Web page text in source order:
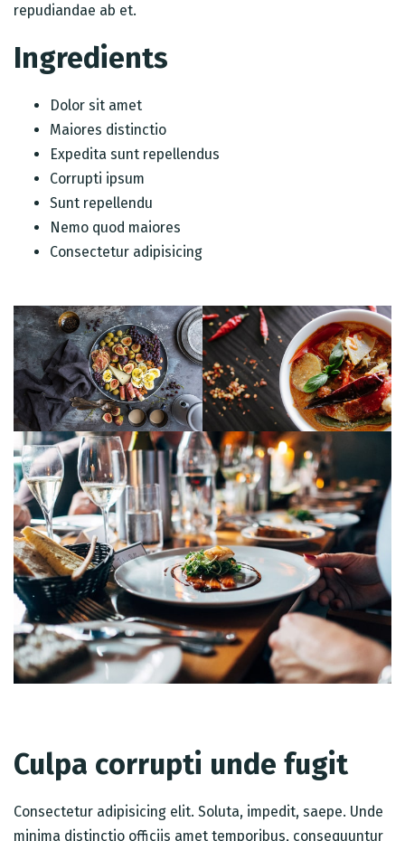
repudiandae ab et.
Ingredients
Dolor sit amet
Maiores distinctio
Expedita sunt repellendus
Corrupti ipsum
Sunt repellendu
Nemo quod maiores
Consectetur adipisicing
Culpa corrupti unde fugit
Consectetur adipisicing elit. Soluta, impedit, saepe. Unde
minima distinctio officiis amet temporibus, consequuntur